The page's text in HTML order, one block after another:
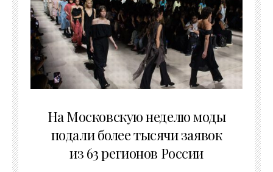
На Московскую неделю моды
подали более тысячи заявок
из 63 регионов России